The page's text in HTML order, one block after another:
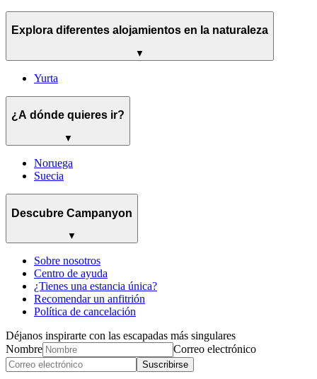
Explora diferentes alojamientos en la naturaleza
▼
Yurta
¿A dónde quieres ir?
▼
Noruega
Suecia
Descubre Campanyon
▼
Sobre nosotros
Centro de ayuda
¿Tienes una estancia única?
Recomendar un anfitrión
Política de cancelación
Déjanos inspirarte con las escapadas más singulares
Nombre
Correo electrónico
Suscribirse